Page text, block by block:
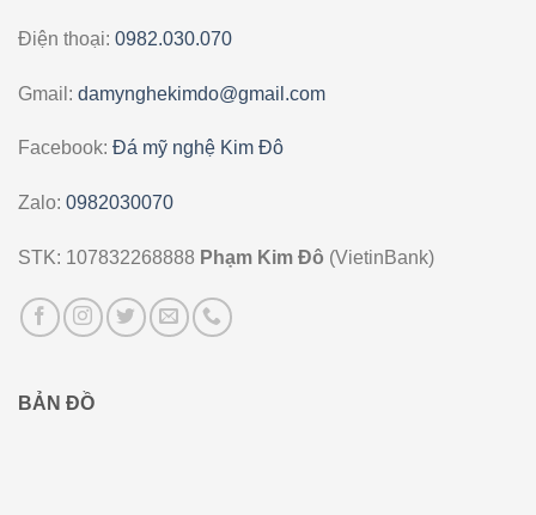
Điện thoại: 0982.030.070
Gmail: damynghekimdo@gmail.com
Facebook: Đá mỹ nghệ Kim Đô
Zalo: 0982030070
STK: 107832268888 Phạm Kim Đô (VietinBank)
BẢN ĐỒ